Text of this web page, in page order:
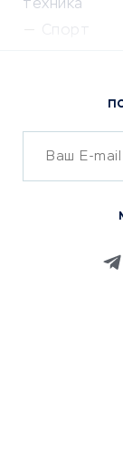
техника
Спорт
Сервисы
ОБУЧЕНИЕ И
Изучение
Красота
Сервисы по
Сетевой